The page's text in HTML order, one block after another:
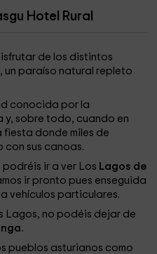
Hotel Rural
de los distintos
un paraíso natural repleto
conocida por la
y, sobre todo, cuando en
fiesta donde miles de
con sus canoas.
ir a ver Los Lagos de
ir pronto pues enseguida
vehículos particulares.
Lagos, no podéis dejar de
pueblos asturianos como